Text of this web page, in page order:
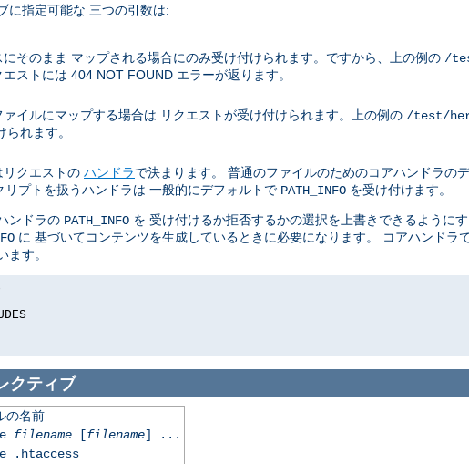
に指定可能な 三つの引数は:
そのまま マップされる場合にのみ受け付けられます。ですから、上の例の /
ストには 404 NOT FOUND エラーが返ります。
イルにマップする場合は リクエストが受け付けられます。上の例の /test/
れます。
クエストの ハンドラで決まります。 普通のファイルのためのコアハンドラの
リプトを扱うハンドラは 一般的にデフォルトで PATH_INFO を受け付けます。
ンドラの PATH_INFO を 受け付けるか拒否するかの選択を上書きできるように
に 基づいてコンテンツを生成しているときに必要になります。 コアハンド
ます。
クティブ
の名前
filename[filename] ...
.htaccess